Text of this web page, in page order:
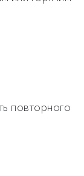
повторного